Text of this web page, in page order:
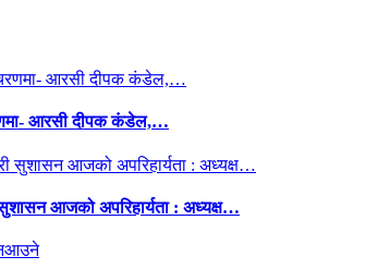
आरसी दीपक कंडेल,…
सुशासन आजको अपरिहार्यता : अध्यक्ष…